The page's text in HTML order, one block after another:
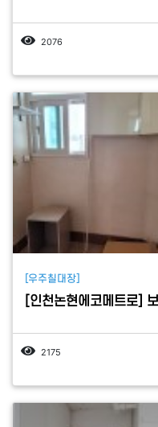
2076
[우주칠대장]
[인천논현에코메트로]
2175